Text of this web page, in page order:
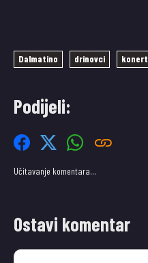
Dalmatino drinovci konert
Podijeli:
Učitavanje komentara…
Ostavi komentar